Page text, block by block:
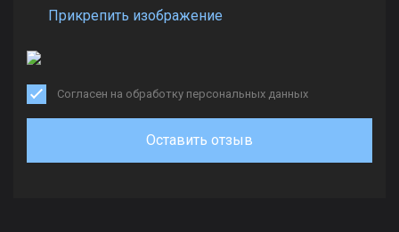
Прикрепить изображение
Согласен на обработку персональных данных
Оставить отзыв